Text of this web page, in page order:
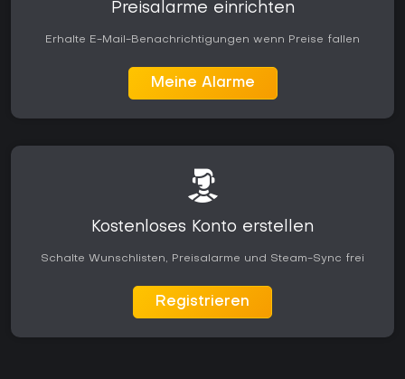
Preisalarme einrichten
Erhalte E-Mail-Benachrichtigungen wenn Preise fallen
Meine Alarme
Kostenloses Konto erstellen
Schalte Wunschlisten, Preisalarme und Steam-Sync frei
Registrieren